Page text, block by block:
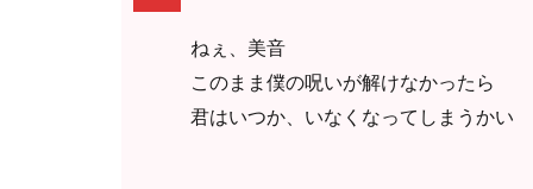
ねぇ、美音
このまま僕の呪いが解けなかったら
君はいつか、いなくなってしまうかい